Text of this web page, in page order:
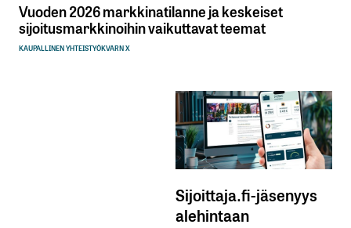
Vuoden 2026 markkinatilanne ja keskeiset
sijoitusmarkkinoihin vaikuttavat teemat
KAUPALLINEN YHTEISTYÖKVARN X
Sijoittaja.fi-jäsenyys
alehintaan